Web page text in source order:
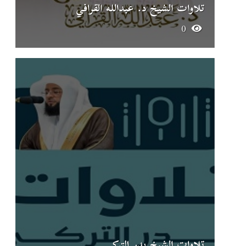
تلاوات الشيخ د. عبدالله القرافي
0